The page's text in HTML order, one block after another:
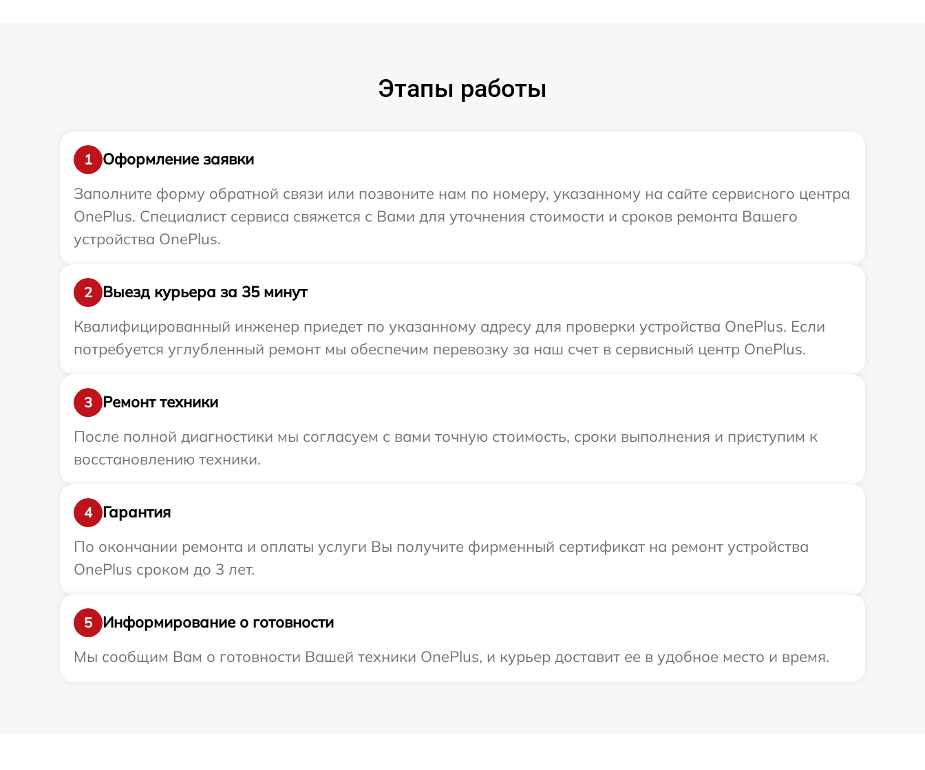
Этапы работы
1
Оформление заявки
Заполните форму обратной связи или позвоните нам по номеру, указанному на сайте сервисного центра
OnePlus. Специалист сервиса свяжется с Вами для уточнения стоимости и сроков ремонта Вашего
устройства OnePlus.
2
Выезд курьера за 35 минут
Квалифицированный инженер приедет по указанному адресу для проверки устройства OnePlus. Если
потребуется углубленный ремонт мы обеспечим перевозку за наш счет в сервисный центр OnePlus.
3
Ремонт техники
После полной диагностики мы согласуем с вами точную стоимость, сроки выполнения и приступим к
восстановлению техники.
4
Гарантия
По окончании ремонта и оплаты услуги Вы получите фирменный сертификат на ремонт устройства
OnePlus сроком до 3 лет.
5
Информирование о готовности
Мы сообщим Вам о готовности Вашей техники OnePlus, и курьер доставит ее в удобное место и время.